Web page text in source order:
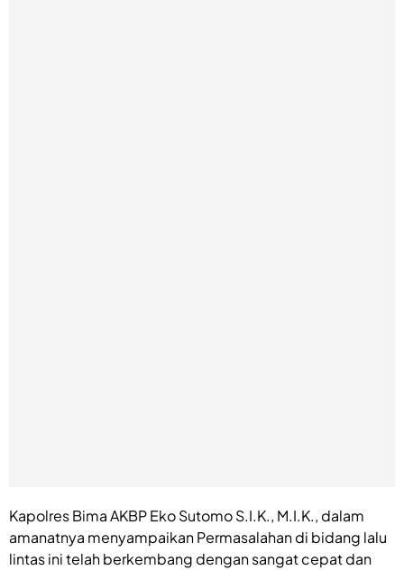
Kapolres Bima AKBP Eko Sutomo S.I.K., M.I.K., dalam
amanatnya menyampaikan Permasalahan di bidang lalu
lintas ini telah berkembang dengan sangat cepat dan